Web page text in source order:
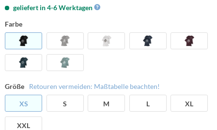
geliefert in 4-6 Werktagen
Farbe
Größe Retouren vermeiden: Maßtabelle beachten!
XS S M L XL
XXL